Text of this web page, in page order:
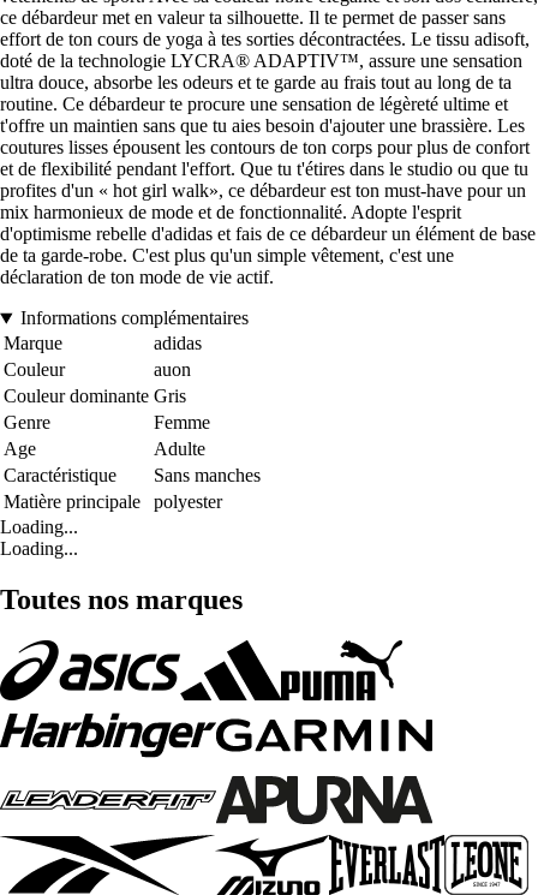
ce débardeur met en valeur ta silhouette. Il te permet de passer sans
effort de ton cours de yoga à tes sorties décontractées. Le tissu adisoft,
doté de la technologie LYCRA® ADAPTIV™, assure une sensation
ultra douce, absorbe les odeurs et te garde au frais tout au long de ta
routine. Ce débardeur te procure une sensation de légèreté ultime et
t'offre un maintien sans que tu aies besoin d'ajouter une brassière. Les
coutures lisses épousent les contours de ton corps pour plus de confort
et de flexibilité pendant l'effort. Que tu t'étires dans le studio ou que tu
profites d'un « hot girl walk», ce débardeur est ton must-have pour un
mix harmonieux de mode et de fonctionnalité. Adopte l'esprit
d'optimisme rebelle d'adidas et fais de ce débardeur un élément de base
de ta garde-robe. C'est plus qu'un simple vêtement, c'est une
déclaration de ton mode de vie actif.
Informations complémentaires
Marque
adidas
Couleur
auon
Couleur dominante Gris
Genre
Femme
Age
Adulte
Caractéristique
Sans manches
Matière principale
polyester
Loading...
Loading...
Toutes nos marques